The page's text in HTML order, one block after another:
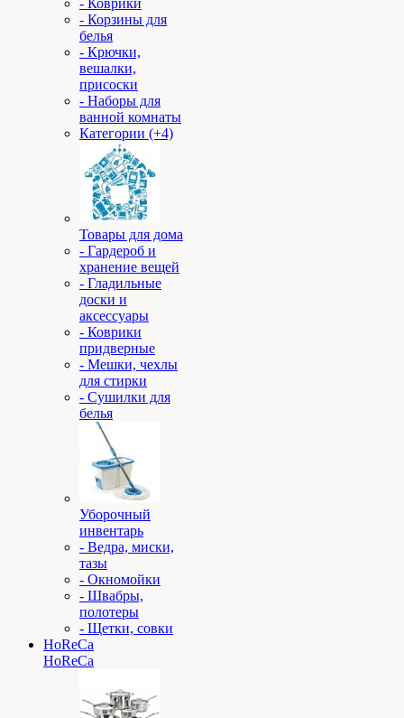
- Коврики
- Корзины для
белья
- Крючки,
вешалки,
присоски
- Наборы для
ванной комнаты
Категории (+4)
Товары для дома
- Гардероб и
хранение вещей
- Гладильные
доски и
аксессуары
- Коврики
придверные
- Мешки, чехлы
для стирки
- Сушилки для
белья
Уборочный
инвентарь
- Ведра, миски,
тазы
- Окномойки
- Швабры,
полотеры
- Щетки, совки
HoReCa
HoReCa